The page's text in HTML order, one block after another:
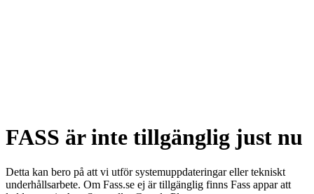
FASS är inte tillgänglig just nu
Detta kan bero på att vi utför systemuppdateringar eller tekniskt
underhållsarbete. Om Fass.se ej är tillgänglig finns Fass appar att